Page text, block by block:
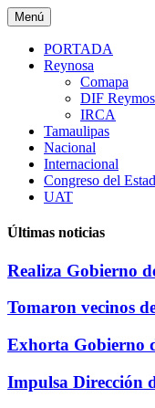
Saltar
al
contenido
Menú
PORTADA
Reynosa
Comapa
DIF
IRCA
Tamaulipas
Nacional
Internacional
Congreso del
UAT
Últimas noticias
Realiza Gobierno
Tomaron vecinos
Exhorta Gobierno
Impulsa Dirección